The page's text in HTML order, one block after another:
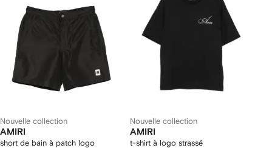
Nouvelle collection
AMIRI
short de bain à patch logo
Nouvelle collection
AMIRI
t-shirt à logo strassé